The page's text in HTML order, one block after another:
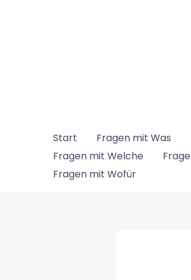
Start Fragen mit Was
Fragen mit Welche
Fragen mit Wofür